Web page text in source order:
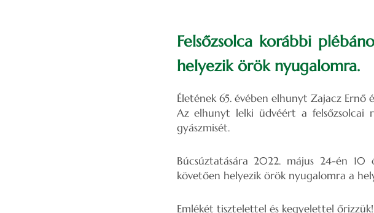
Felsőzsolca korábbi
helyezik örök nyugalomra.
Életének 65. évében elhunyt Zajacz Ernő
Az elhunyt lelki üdvéért a felsőzsolcai
gyászmisét.
Búcsúztatására 2022. május 24-én
követően helyezik örök nyugalomra a
Emlékét tisztelettel és kegyelettel őrizzük!